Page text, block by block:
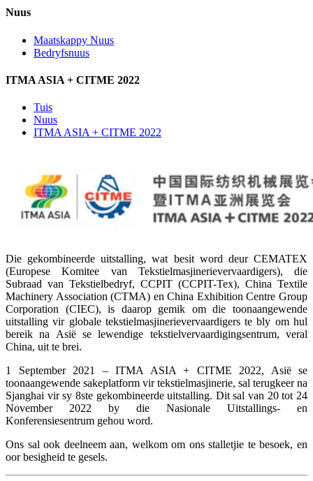
Nuus
Maatskappy Nuus
Bedryfsnuus
ITMA ASIA + CITME 2022
Tuis
Nuus
ITMA ASIA + CITME 2022
Die gekombineerde uitstalling, wat besit word deur CEMATEX
(Europese Komitee van Tekstielmasjinerievervaardigers), die
Subraad van Tekstielbedryf, CCPIT (CCPIT-Tex), China Textile
Machinery Association (CTMA) en China Exhibition Centre Group
Corporation (CIEC), is daarop gemik om die toonaangewende
uitstalling vir globale tekstielmasjinerievervaardigers te bly om hul
bereik na Asië se lewendige tekstielvervaardigingsentrum, veral
China, uit te brei.
1 September 2021 – ITMA ASIA + CITME 2022, Asië se
toonaangewende sakeplatform vir tekstielmasjinerie, sal terugkeer na
Sjanghai vir sy 8ste gekombineerde uitstalling. Dit sal van 20 tot 24
November 2022 by die Nasionale Uitstallings- en
Konferensiesentrum gehou word.
Ons sal ook deelneem aan, welkom om ons stalletjie te besoek, en
oor besigheid te gesels.